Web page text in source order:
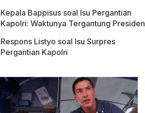
Kepala Bappisus soal Isu Pergantian
Kapolri: Waktunya Tergantung Presiden
Respons Listyo soal Isu Surpres
Pergantian Kapolri